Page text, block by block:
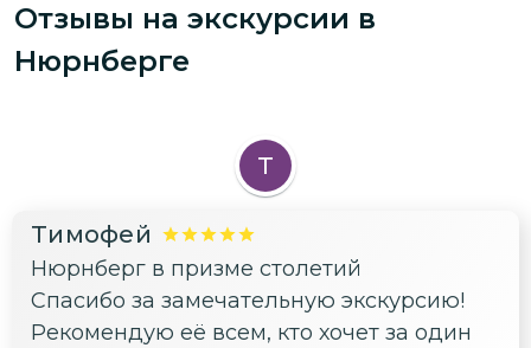
Отзывы на экскурсии в
Нюрнберге
Т
Тимофей
Нюрнберг в призме столетий
Спасибо за замечательную экскурсию!
Рекомендую её всем, кто хочет за один